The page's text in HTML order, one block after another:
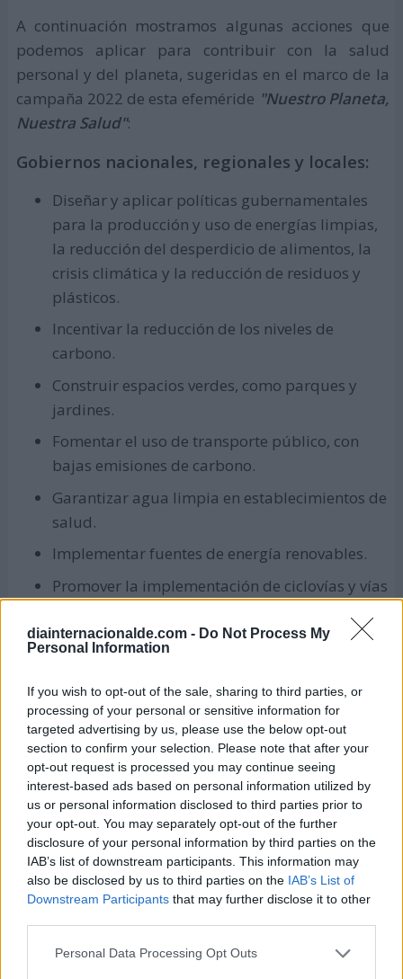
diainternacionalde.com - Do Not Process My
Personal Information
If you wish to opt-out of the sale, sharing to third parties, or
processing of your personal or sensitive information for
targeted advertising by us, please use the below opt-out
section to confirm your selection. Please note that after your
opt-out request is processed you may continue seeing
interest-based ads based on personal information utilized by
us or personal information disclosed to third parties prior to
your opt-out. You may separately opt-out of the further
disclosure of your personal information by third parties on the
IAB’s list of downstream participants. This information may
also be disclosed by us to third parties on the IAB’s List of
Downstream Participants that may further disclose it to other
Personal Data Processing Opt Outs
A continuación mostramos algunas acciones que
podemos aplicar para contribuir con la salud
personal y del planeta, sugeridas en el marco de la
campaña 2022 de esta efeméride "Nuestro Planeta,
Nuestra Salud":
Gobiernos nacionales, regionales y locales:
Diseñar y aplicar políticas gubernamentales
para la producción y uso de energías limpias,
la reducción del desperdicio de alimentos, la
crisis climática y la reducción de residuos y
plásticos.
Incentivar la reducción de los niveles de
carbono.
Construir espacios verdes, como parques y
jardines.
Fomentar el uso de transporte público, con
bajas emisiones de carbono.
Garantizar agua limpia en establecimientos de
salud.
Implementar fuentes de energía renovables.
Promover la implementación de ciclovías y vías
Empresas:
Garantizar a los empleados y trabajadores el
acceso al agua potable.
Apoyar el teletrabajo.
Apoyar la lactancia materna por parte de
madres trabajadoras.
Contribuir al ahorro energético, apagando las
luces de oficinas y edificaciones.
Producir o adquirir productos reciclables o
reutilizables.
Personas: